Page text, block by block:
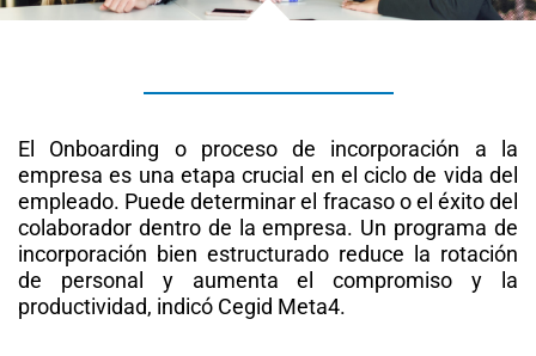
El Onboarding o proceso de incorporación a la
empresa es una etapa crucial en el ciclo de vida del
empleado. Puede determinar el fracaso o el éxito del
colaborador dentro de la empresa. Un programa de
incorporación bien estructurado reduce la rotación
de personal y aumenta el compromiso y la
productividad, indicó Cegid Meta4.